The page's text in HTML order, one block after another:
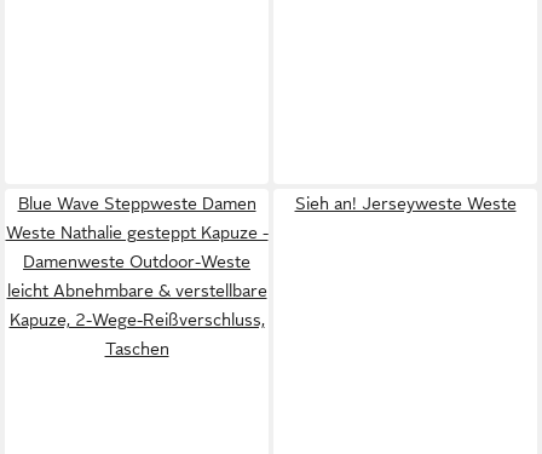
Blue Wave Steppweste Damen
Weste Nathalie gesteppt Kapuze -
Damenweste Outdoor-Weste
leicht Abnehmbare & verstellbare
Kapuze, 2-Wege-Reißverschluss,
Taschen
Sieh an! Jerseyweste Weste